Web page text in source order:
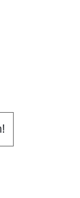
Kopf der
Fuß der